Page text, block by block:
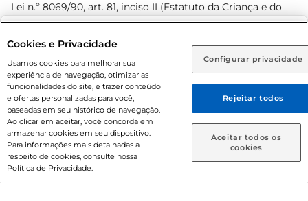
Rio de Janeiro (RJ) Goiás (GO)
Ou
Caso queira comprar online, informe como deseja receber
suas compras:
Entrega em casa Retire em Loja
Lei n.º 8069/90, art. 81, inciso II (Estatuto da Criança e do
Adolescente). Preços e condições exclusivos para o
prévio. O valor mínimo para as compras on-line é de R$
80,00.
© 2026 Copyright. Todos os direitos
reservados Prezunic.
Cookies e Privacidade
Usamos cookies para melhorar sua
experiência de navegação, otimizar as
funcionalidades do site, e trazer conteúdo
e ofertas personalizadas para você,
baseadas em seu histórico de navegação.
Ao clicar em aceitar, você concorda em
armazenar cookies em seu dispositivo.
Para informações mais detalhadas a
respeito de cookies, consulte nossa
Política de Privacidade.
Configurar privacidade
Rejeitar todos
Aceitar todos os
cookies